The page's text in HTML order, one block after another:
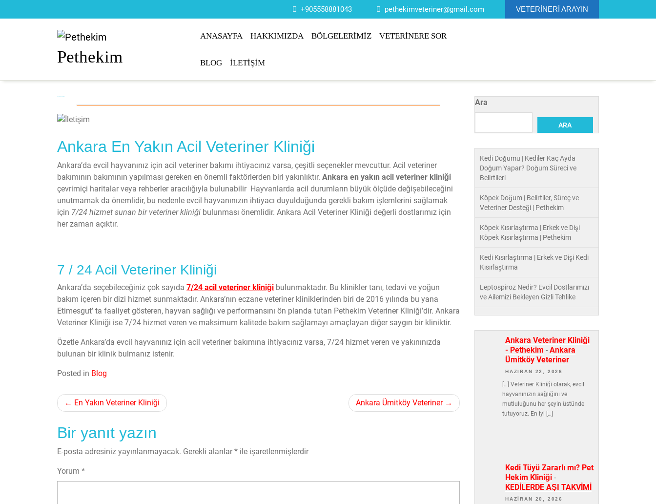
to
+905558881043 pethekimveteriner@gmail.com VETERİNERİ ARAYIN
Pethekim
ANASAYFA HAKKIMIZDA BÖLGELERİMİZ VETERİNERE SOR
BLOG İLETİŞİM
Ankara En Yakın Acil Veteriner Kliniği
Ankara’da evcil hayvanınız için acil veteriner bakımı ihtiyacınız varsa, çeşitli seçenekler mevcuttur. Acil veteriner
bakımının bakımının yapılması gereken en önemli faktörlerden biri yakınlıktır. Ankara en yakın acil veteriner kliniği
çevrimiçi haritalar veya rehberler aracılığıyla bulunabilir Hayvanlarda acil durumların büyük ölçüde değişebileceğini
unutmamak da önemlidir, bu nedenle evcil hayvanınızın ihtiyacı duyulduğunda gerekli bakım işlemlerini sağlamak
için 7/24 hizmet sunan bir veteriner kliniği bulunması önemlidir. Ankara Acil Veteriner Kliniği değerli dostlarımız için
her zaman açıktır.
7 / 24 Acil Veteriner Kliniği
Ankara’da seçebileceğiniz çok sayıda 7/24 acil veteriner kliniği bulunmaktadır. Bu klinikler tanı, tedavi ve yoğun
bakım içeren bir dizi hizmet sunmaktadır. Ankara’nın eczane veteriner kliniklerinden biri de 2016 yılında bu yana
Etimesgut’ ta faaliyet gösteren, hayvan sağlığı ve performansını ön planda tutan Pethekim Veteriner Kliniği’dir. Ankara
Veteriner Kliniği ise 7/24 hizmet veren ve maksimum kalitede bakım sağlamayı amaçlayan diğer saygın bir kliniktir.
Özetle Ankara’da evcil hayvanınız için acil veteriner bakımına ihtiyacınız varsa, 7/24 hizmet veren ve yakınınızda
bulunan bir klinik bulmanız istenir.
Posted in Blog
YazıEn Yakın Veteriner Kliniği Ankara Ümitköy Veteriner
Bir yanıt yazın
E-posta adresiniz yayınlanmayacak. Gerekli alanlar* ile işaretlenmişlerdir
Yorum *
Ara
ARA
Kedi Doğumu | Kediler Kaç Ayda
Doğum Yapar? Doğum Süreci ve
Belirtileri
Köpek Doğum | Belirtiler, Süreç ve
Veteriner Desteği | Pethekim
Köpek Kısırlaştırma | Erkek ve Dişi
Köpek Kısırlaştırma | Pethekim
Kedi Kısırlaştırma | Erkek ve Dişi Kedi
Kısırlaştırma
Leptospiroz Nedir? Evcil Dostlarımızı
ve Ailemizi Bekleyen Gizli Tehlike
Ankara Veteriner Kliniği
- Pethekim - Ankara
Ümitköy Veteriner
HAZIRAN 22, 2026
[…] Veteriner Kliniği olarak, evcil
hayvanınızın sağlığını ve
mutluluğunu her şeyin üstünde
tutuyoruz. En iyi […]
Kedi Tüyü Zararlı mı? Pet
Hekim Kliniği -
KEDİLERDE AŞI TAKVİMİ
HAZIRAN 20, 2026